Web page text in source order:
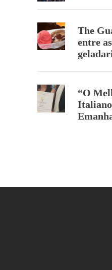
The
entre
“O